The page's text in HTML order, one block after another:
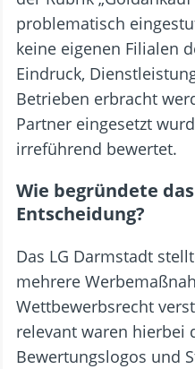
problematisch
keine eigenen Filialen
Eindruck,
Betrieben erbracht
Partner eingesetzt
irreführend bewertet.
Wie begründete
Entscheidung?
Das LG Darmstadt
mehrere
Wettbewerbsrecht
relevant waren hierbei
Bewertungslogos und